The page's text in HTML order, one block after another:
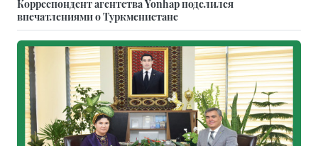
Корреспондент агентства Yonhap поделился
впечатлениями о Туркменистане